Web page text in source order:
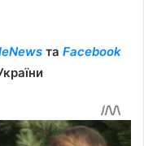
та Facebook